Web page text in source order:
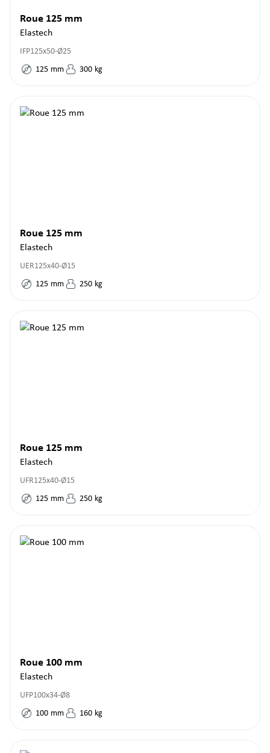
Roue 125 mm
Elastech
IFP125x50-Ø25
125 mm 300 kg
Roue 125 mm
Elastech
UER125x40-Ø15
125 mm 250 kg
Roue 125 mm
Elastech
UFR125x40-Ø15
125 mm 250 kg
Roue 100 mm
Elastech
UFP100x34-Ø8
100 mm 160 kg